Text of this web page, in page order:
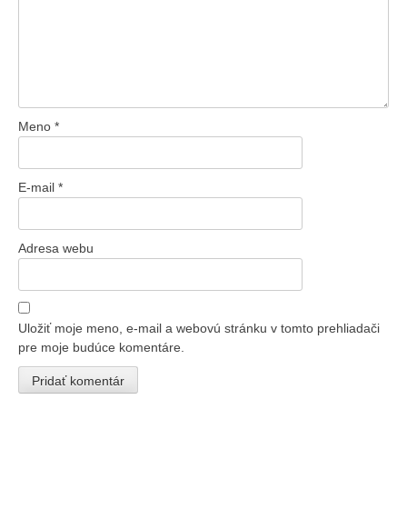
Meno *
E-mail *
Adresa webu
Uložiť moje meno, e-mail a webovú stránku v tomto prehliadači
pre moje budúce komentáre.